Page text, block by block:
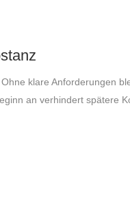
klare Anforderungen
an verhindert spätere